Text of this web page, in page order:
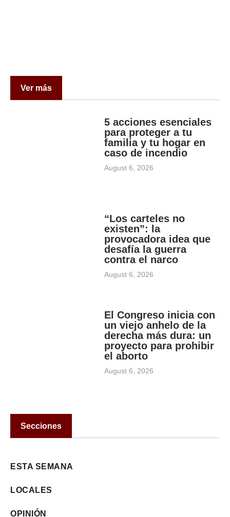
Ver más
5 acciones esenciales
para proteger a tu
familia y tu hogar en
caso de incendio
August 6, 2026
“Los carteles no
existen”: la
provocadora idea que
desafía la guerra
contra el narco
August 6, 2026
El Congreso inicia con
un viejo anhelo de la
derecha más dura: un
proyecto para prohibir
el aborto
August 6, 2026
Secciones
ESTA SEMANA
LOCALES
OPINIÓN